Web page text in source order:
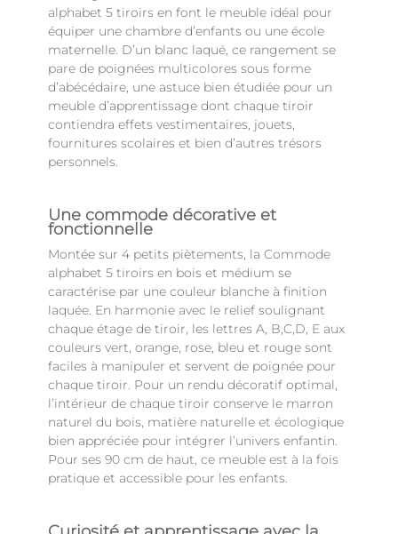
alphabet 5 tiroirs en font le meuble idéal pour
équiper une chambre d’enfants ou une école
maternelle. D’un blanc laqué, ce rangement se
pare de poignées multicolores sous forme
d’abécédaire, une astuce bien étudiée pour un
meuble d’apprentissage dont chaque tiroir
contiendra effets vestimentaires, jouets,
fournitures scolaires et bien d’autres trésors
personnels.
Une commode décorative et
fonctionnelle
Montée sur 4 petits piètements, la Commode
alphabet 5 tiroirs en bois et médium se
caractérise par une couleur blanche à finition
laquée. En harmonie avec le relief soulignant
chaque étage de tiroir, les lettres A, B,C,D, E aux
couleurs vert, orange, rose, bleu et rouge sont
faciles à manipuler et servent de poignée pour
chaque tiroir. Pour un rendu décoratif optimal,
l’intérieur de chaque tiroir conserve le marron
naturel du bois, matière naturelle et écologique
bien appréciée pour intégrer l’univers enfantin.
Pour ses 90 cm de haut, ce meuble est à la fois
pratique et accessible pour les enfants.